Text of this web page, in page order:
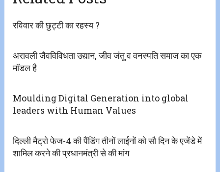
रविवार की छुट्टी का रहस्य ?
अरावली जैवविविधता उद्यान, जीव जंतु व वनस्पति समाज का एक
मॉडल है
Moulding Digital Generation into global
leaders with Human Values
दिल्ली मैट्रो फेज-4 की पैंडिंग तीनों लाईनों को सौ दिन के एजेंडे में
शामिल करने की प्रधानमंत्री से की मांग